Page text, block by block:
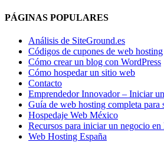
PÁGINAS POPULARES
Análisis de SiteGround.es
Códigos de cupones de web hosting
Cómo crear un blog con WordPress
Cómo hospedar un sitio web
Contacto
Emprendedor Innovador – Iniciar
Guía de web hosting completa para
Hospedaje Web México
Recursos para iniciar un negocio en
Web Hosting España